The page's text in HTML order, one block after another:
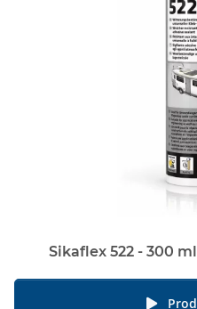
Sikaflex 522 - 300